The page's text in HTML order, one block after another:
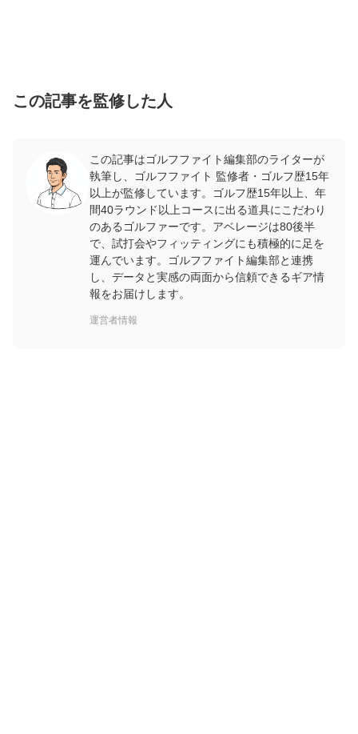
この記事を監修した人
この記事はゴルフファイト編集部のライターが
執筆し、ゴルフファイト 監修者・ゴルフ歴15年
以上が監修しています。ゴルフ歴15年以上、年
間40ラウンド以上コースに出る道具にこだわり
のあるゴルファーです。アベレージは80後半
で、試打会やフィッティングにも積極的に足を
運んでいます。ゴルフファイト編集部と連携
し、データと実感の両面から信頼できるギア情
報をお届けします。
運営者情報